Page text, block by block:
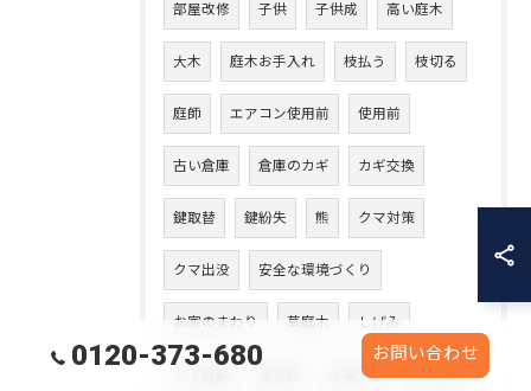
部屋改修 子供 子供成 高い庭木
大木 庭木お手入れ 枝払う 枝切る
庭師 エアコン使用前 使用前
古い倉庫 倉庫のカギ カギ交換
鍵取替 鍵紛失 熊 クマ対策
クマ出没 安全な環境づくり
お家のまわり 草庭木 しげみ
木製ドア 入り口
0120-373-680 お問い合わせ